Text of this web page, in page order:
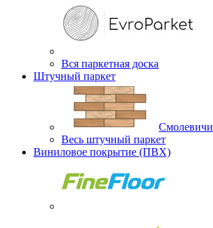
Вся паркетная доска
Штучный паркет
Смолевичи
Весь штучный паркет
Виниловое покрытие (ПВХ)